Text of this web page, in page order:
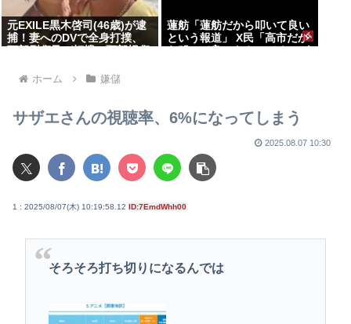
元EXILE黒木啓司(46歳)が逮
捕！妻へのDVで全身打撲、
頭部裂傷及び打撲、頸部損傷
蓮舫「蓮舫だから叩いて良い
という報道」 X民「高市だか
ら叩いて良いをやってるのが
ホーム
嫌儲
サザエさんの視聴率、6%になってしまう
2025.08.07 10:30
1 : 2025/08/07(木) 10:19:58.12 ID:7EmdWhh00
そろそろ打ち切りになるんでは